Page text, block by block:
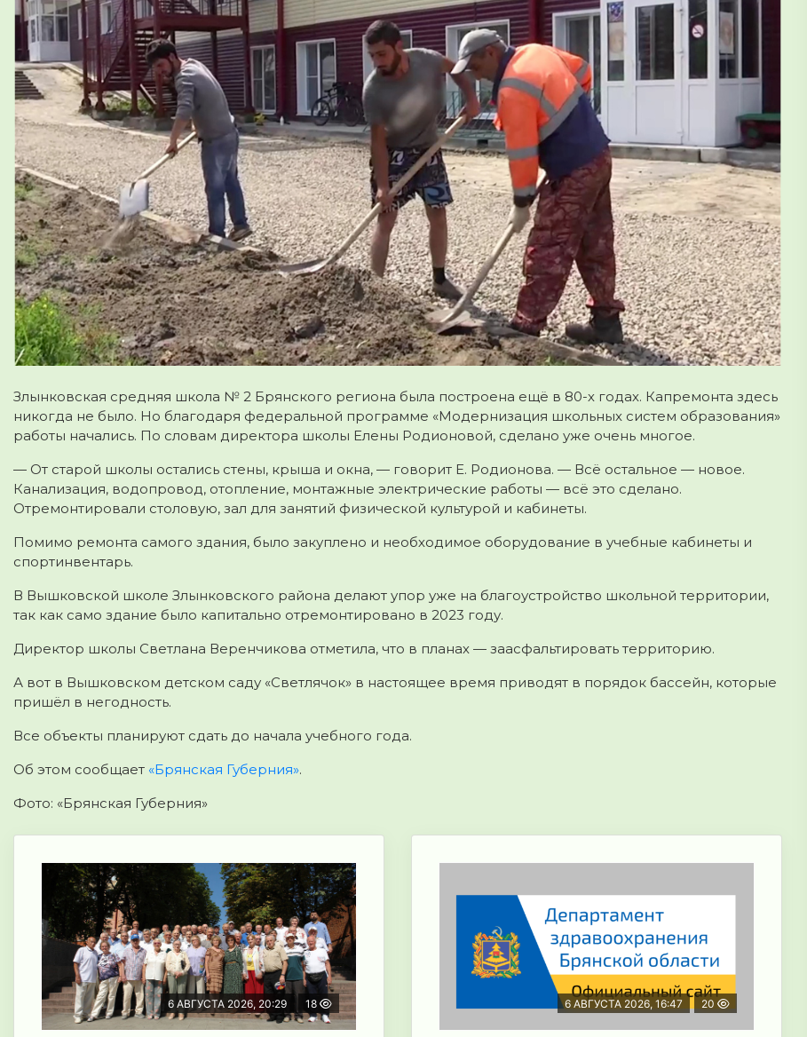
Злынковская средняя школа № 2 Брянского региона была построена ещё в 80-х годах. Капремонта здесь
никогда не было. Но благодаря федеральной программе «Модернизация школьных систем образования»
работы начались. По словам директора школы Елены Родионовой, сделано уже очень многое.
— От старой школы остались стены, крыша и окна, — говорит Е. Родионова. — Всё остальное — новое.
Канализация, водопровод, отопление, монтажные электрические работы — всё это сделано.
Отремонтировали столовую, зал для занятий физической культурой и кабинеты.
Помимо ремонта самого здания, было закуплено и необходимое оборудование в учебные кабинеты и
спортинвентарь.
В Вышковской школе Злынковского района делают упор уже на благоустройство школьной территории,
так как само здание было капитально отремонтировано в 2023 году.
Директор школы Светлана Веренчикова отметила, что в планах — заасфальтировать территорию.
А вот в Вышковском детском саду «Светлячок» в настоящее время приводят в порядок бассейн, которые
пришёл в негодность.
Все объекты планируют сдать до начала учебного года.
Об этом сообщает «Брянская Губерния».
Фото: «Брянская Губерния»
6 АВГУСТА 2026, 20:29 18 6 АВГУСТА 2026, 16:47 20